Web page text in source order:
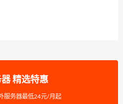
精选特惠
服务器最低24元/月起